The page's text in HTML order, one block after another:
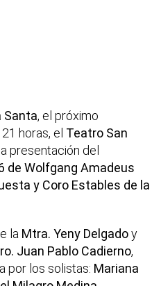
Santa, el próximo
horas, el Teatro San
presentación del
de Wolfgang Amadeus
y Coro Estables de la
la Mtra. Yeny Delgadoy
Juan Pablo Cadierno,
por los solistas: Mariana